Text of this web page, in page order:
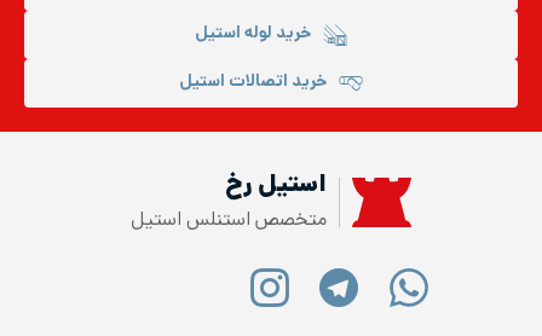
خرید لوله استیل
خرید اتصالات استیل
استیل رخ
متخصص استنلس استیل